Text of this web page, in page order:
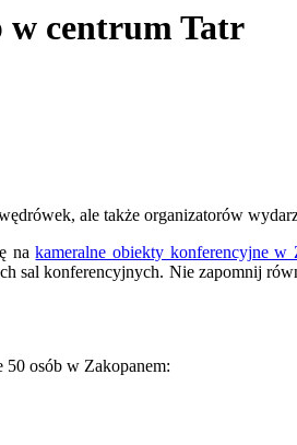
w centrum Tatr
ale także organizatorów
nakameralne obiekty konferencyjne w
sal konferencyjnych. Nie zapomnij
50 osób w Zakopanem: